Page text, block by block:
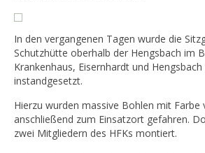
In den vergangenen Tagen wurde die
Schutzhütte oberhalb der Hengsbach im
Krankenhaus, Eisernhardt und
instandgesetzt.
Hierzu wurden massive Bohlen mit Farbe
anschließend zum Einsatzort gefahren.
zwei Mitgliedern des HFKs montiert.